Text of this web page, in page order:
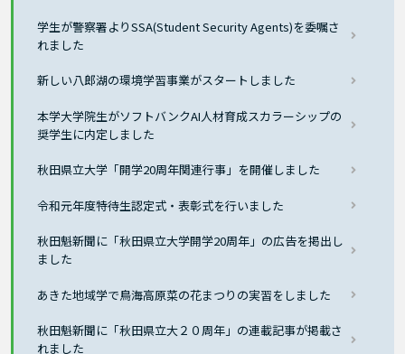
学生が警察署よりSSA(Student Security Agents)を委嘱さ
れました
新しい八郎湖の環境学習事業がスタートしました
本学大学院生がソフトバンクAI人材育成スカラーシップの
奨学生に内定しました
秋田県立大学「開学20周年関連行事」を開催しました
令和元年度特待生認定式・表彰式を行いました
秋田魁新聞に「秋田県立大学開学20周年」の広告を掲出し
ました
あきた地域学で鳥海高原菜の花まつりの実習をしました
秋田魁新聞に「秋田県立大２０周年」の連載記事が掲載さ
れました